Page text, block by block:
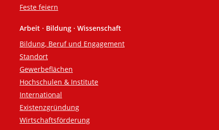
Feste feiern
Arbeit · Bildung · Wissenschaft
Bildung, Beruf und Engagement
Standort
Gewerbeflächen
Hochschulen & Institute
International
Existenzgründung
Wirtschaftsförderung